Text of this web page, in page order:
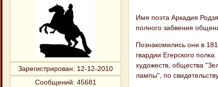
Зарегистрирован: 12-12-2010
Сообщений: 45681
Имя поэта Аркадия
полного забвения
Познакомились они в
гвардии Егерского
художеств, общества
лампы", по